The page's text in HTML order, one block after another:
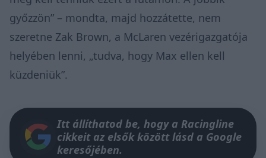
győzzön” – mondta, majd hozzátette, nem
szeretne Zak Brown, a McLaren vezérigazgatója
helyében lenni, „tudva, hogy Max ellen kell
küzdeniük”.
Itt állíthatod be, hogy a Racingline
cikkeit az elsők között lásd a Google
keresőjében.